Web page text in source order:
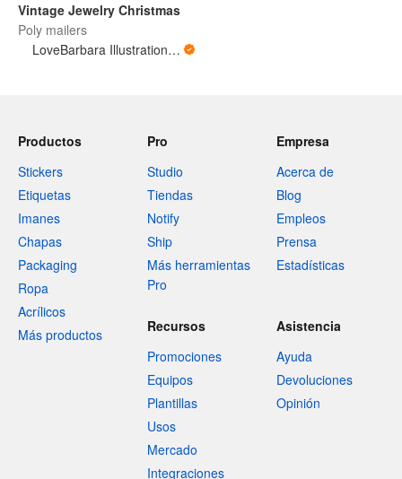
Vintage Jewelry Christmas
Poly mailers
LoveBarbara Illustration Studio
Productos
Stickers
Etiquetas
Imanes
Chapas
Packaging
Ropa
Acrílicos
Más productos
Pro
Studio
Tiendas
Notify
Ship
Más herramientas
Pro
Empresa
Acerca de
Blog
Empleos
Prensa
Estadísticas
Recursos
Promociones
Equipos
Plantillas
Usos
Mercado
Integraciones
Asistencia
Ayuda
Devoluciones
Opinión